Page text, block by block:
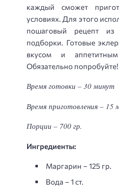
каждый сможет
условиях. Для этого
пошаговый рецепт из
подборки. Готовые
вкусом и
Обязательно попробуйте!
Время готовки – 30 минут
Время приготовления – 15
Порции – 700 гр.
Ингредиенты:
Маргарин – 125 гр.
Вода – 1 ст.